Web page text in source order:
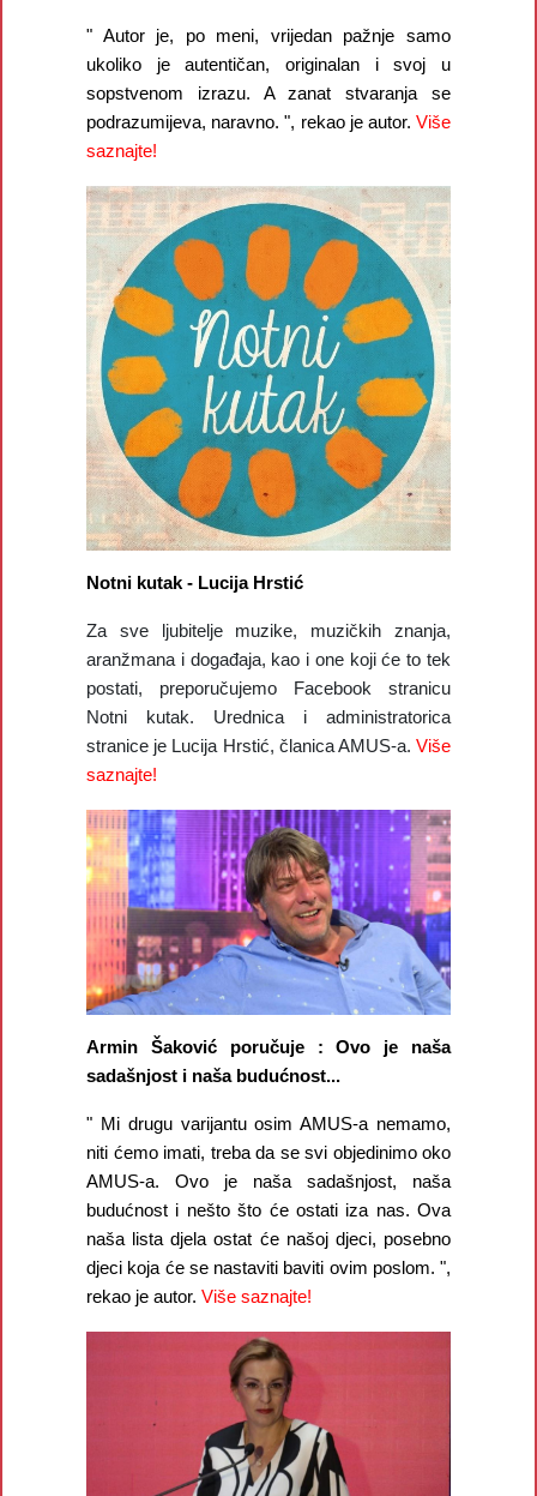
" Autor je, po meni, vrijedan pažnje samo
ukoliko je autentičan, originalan i svoj u
sopstvenom izrazu. A zanat stvaranja se
podrazumijeva, naravno. ", rekao je autor. Više
saznajte!
Notni kutak - Lucija Hrstić
Za sve ljubitelje muzike, muzičkih znanja,
aranžmana i događaja, kao i one koji će to tek
postati, preporučujemo Facebook stranicu
Notni kutak. Urednica i administratorica
stranice je Lucija Hrstić, članica AMUS-a. Više
saznajte!
Armin Šaković poručuje : Ovo je naša
sadašnjost i naša budućnost...
" Mi drugu varijantu osim AMUS-a nemamo,
niti ćemo imati, treba da se svi objedinimo oko
AMUS-a. Ovo je naša sadašnjost, naša
budućnost i nešto što će ostati iza nas. Ova
naša lista djela ostat će našoj djeci, posebno
djeci koja će se nastaviti baviti ovim poslom. ",
rekao je autor. Više saznajte!